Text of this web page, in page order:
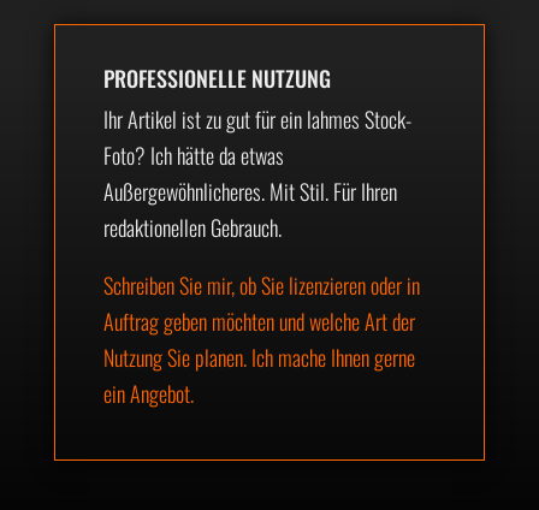
PROFESSIONELLE NUTZUNG
Ihr Artikel ist zu gut für ein lahmes Stock-
Foto? Ich hätte da etwas
Außergewöhnlicheres. Mit Stil. Für Ihren
redaktionellen Gebrauch.
Schreiben Sie mir, ob Sie lizenzieren oder in
Auftrag geben möchten und welche Art der
Nutzung Sie planen. Ich mache Ihnen gerne
ein Angebot.